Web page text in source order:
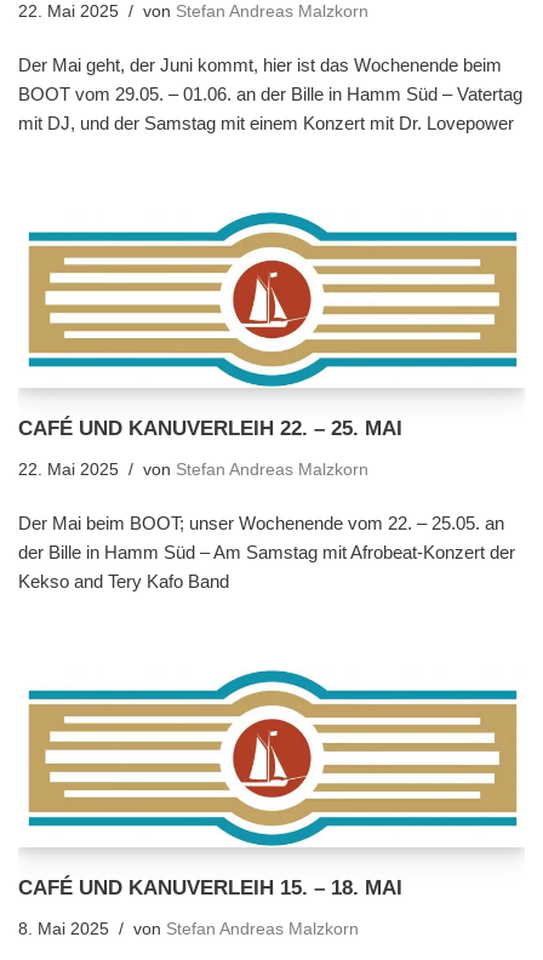
22. Mai 2025 von Stefan Andreas Malzkorn
Der Mai geht, der Juni kommt, hier ist das Wochenende beim
BOOT vom 29.05. – 01.06. an der Bille in Hamm Süd – Vatertag
mit DJ, und der Samstag mit einem Konzert mit Dr. Lovepower
CAFÉ UND KANUVERLEIH 22. – 25. MAI
22. Mai 2025 von Stefan Andreas Malzkorn
Der Mai beim BOOT; unser Wochenende vom 22. – 25.05. an
der Bille in Hamm Süd – Am Samstag mit Afrobeat-Konzert der
Kekso and Tery Kafo Band
CAFÉ UND KANUVERLEIH 15. – 18. MAI
8. Mai 2025 von Stefan Andreas Malzkorn